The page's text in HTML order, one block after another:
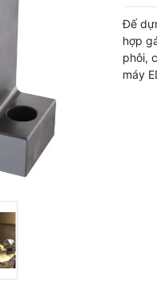
Đế
hợp
phôi,
máy